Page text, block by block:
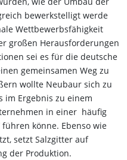
bewerkstelligt werde
Wettbewerbsfähigkeit
großen Herausforderungen
sei es für die deutsche
gemeinsamen Weg zu
wollte Neubaur sich zu
im Ergebnis zu einem
in einer häufig
könne. Ebenso wie
setzt Salzgitter auf
der Produktion.